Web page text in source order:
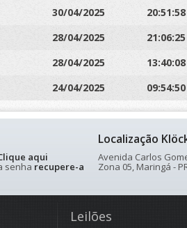
30/04/2025
20:51:58
28/04/2025
21:06:25
28/04/2025
13:40:08
24/04/2025 09:54:50
aqui
senha recupere-a
Localização
Avenida Carlos
Zona 05, Maringá -
Leilões